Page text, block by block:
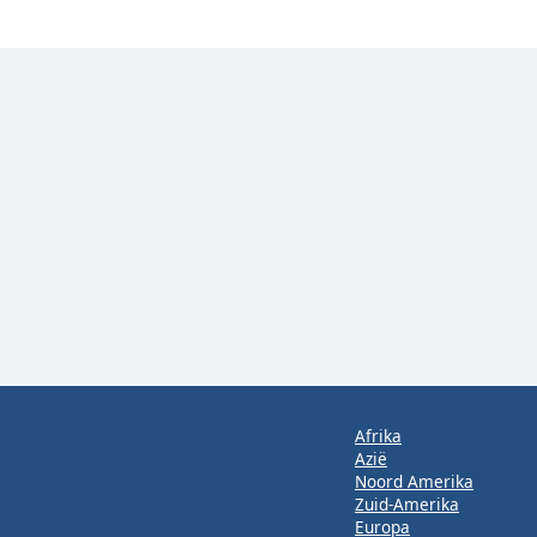
Afrika
Azië
Noord Amerika
Zuid-Amerika
Europa